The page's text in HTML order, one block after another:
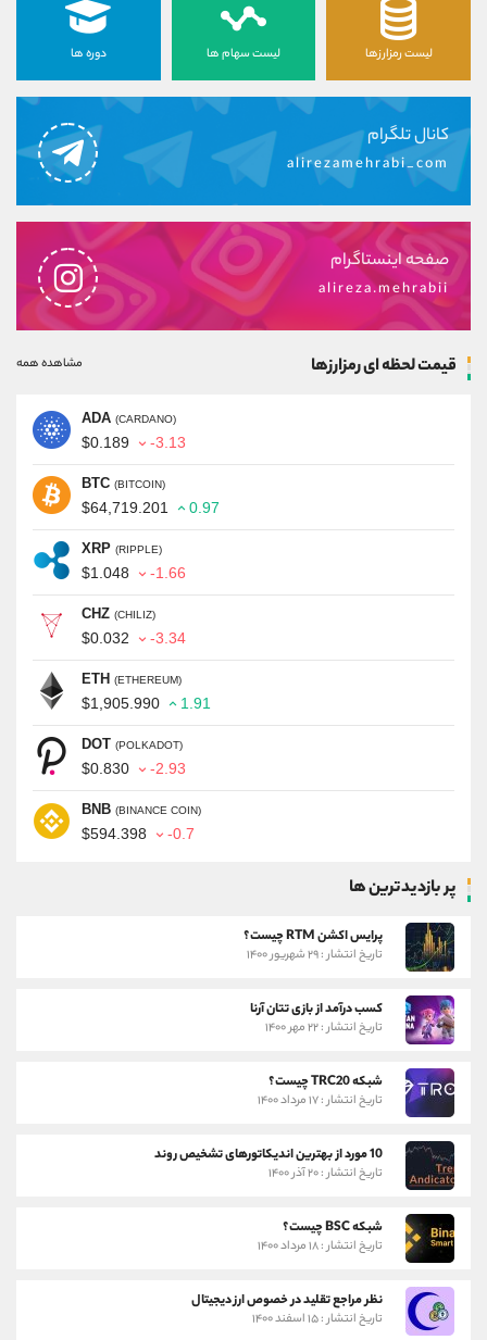
لیست رمزارزها لیست سهام ها دوره ها
کانال تلگرام
alirezamehrabi_com
صفحه اینستاگرام
alireza.mehrabii
قیمت لحظه ای رمزارزها مشاهده همه
ADA (CARDANO)
$0.189 -3.13
BTC (BITCOIN)
$64,719.201 0.97
XRP (RIPPLE)
$1.048 -1.66
CHZ (CHILIZ)
$0.032 -3.34
ETH (ETHEREUM)
$1,905.990 1.91
DOT (POLKADOT)
$0.830 -2.93
BNB (BINANCE COIN)
$594.398 -0.7
پر بازدیدترین ها
پرایس اکشن RTM چیست؟
تاریخ انتشار : ۲۹ شهریور ۱۴۰۰
کسب درآمد از بازی تتان آرنا
تاریخ انتشار : ۲۲ مهر ۱۴۰۰
شبکه TRC20 چیست؟
تاریخ انتشار : ۱۷ مرداد ۱۴۰۰
10 مورد از بهترین اندیکاتورهای تشخیص روند
تاریخ انتشار : ۲۰ آذر ۱۴۰۰
شبکه BSC چیست؟
تاریخ انتشار : ۱۸ مرداد ۱۴۰۰
نظر مراجع تقلید در خصوص ارز دیجیتال
تاریخ انتشار : ۱۵ اسفند ۱۴۰۰